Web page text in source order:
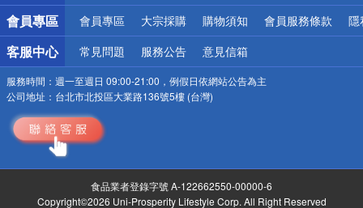
會員專區 會員專區 大宗採購 購物須知 會員服務條款 隱
客服中心 常見問題 服務公告 意見信箱
服務時間： 週一至週日 09:00-21:00，例假日依網站公告為主
公司地址： 台北市北投區大業路136號5樓 (台灣)
食品業者登錄字號 A-122662550-00000-6
Copyright©2026 Uni-Prosperity Lifestyle Corp. All Right Reserved